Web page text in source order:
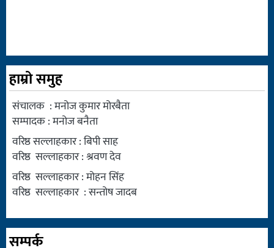
हाम्रो समुह
संचालक : मनोज कुमार मोरबैता
सम्पादक : मनोज बनैता
वरिष्ठ सल्लाहकार : बिपी साह
वरिष्ठ सल्लाहकार : श्रवण देव
वरिष्ठ सल्लाहकार : मोहन सिंह
वरिष्ठ सल्लाहकार : सन्तोष जादब
सम्पर्क